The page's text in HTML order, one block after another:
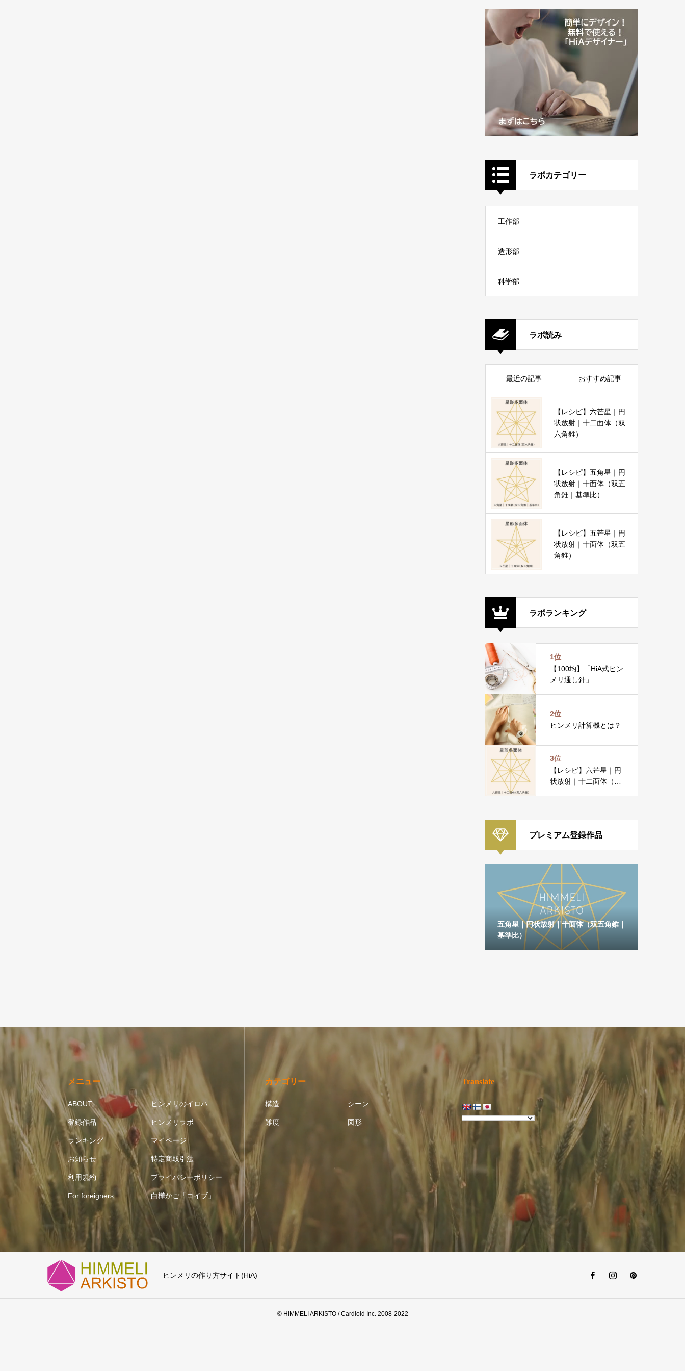
ラボカテゴリー
工作部
造形部
科学部
ラボ読み
最近の記事 おすすめ記事
【レシピ】六芒星｜円
状放射｜十二面体（双
六角錐）
【レシピ】五角星｜円
状放射｜十面体（双五
角錐｜基準比）
【レシピ】五芒星｜円
状放射｜十面体（双五
角錐）
ラボランキング
1位
【100均】「HiA式ヒン
メリ通し針」
2位
ヒンメリ計算機とは？
3位
【レシピ】六芒星｜円
状放射｜十二面体（双
プレミアム登録作品
五角星｜円状放射｜十面体（双五角錐｜
基準比）
メニュー
ABOUT ヒンメリのイロハ
登録作品 ヒンメリラボ
ランキング マイページ
お知らせ 特定商取引法
利用規約 プライバシーポリシー
For foreigners 白樺かご「コイブ」
カテゴリー
構造 シーン
難度 図形
Translate
ヒンメリの作り方サイト(HiA)
© HIMMELI ARKISTO / Cardioid Inc. 2008-2022